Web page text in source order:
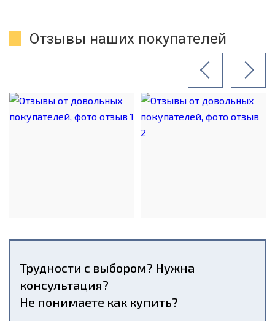
Отзывы наших покупателей
Трудности с выбором? Нужна
консультация?
Не понимаете как купить?